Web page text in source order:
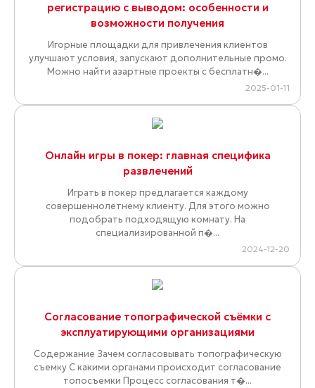
регистрацию с выводом: особенности и
возможности получения
Игорные площадки для привлечения клиентов
улучшают условия, запускают дополнительные промо.
Можно найти азартные проекты с бесплатн�...
2025-01-11
Онлайн игры в покер: главная специфика
развлечений
Играть в покер предлагается каждому
совершеннолетнему клиенту. Для этого можно
подобрать подходящую комнату. На
специализированной п�...
2024-12-20
Cогласование топографической съёмки с
эксплуатирующими организациями
Содержание Зачем согласовывать топографическую
съемку C какими органами происходит согласование
топосъемки Процесс согласования т�...